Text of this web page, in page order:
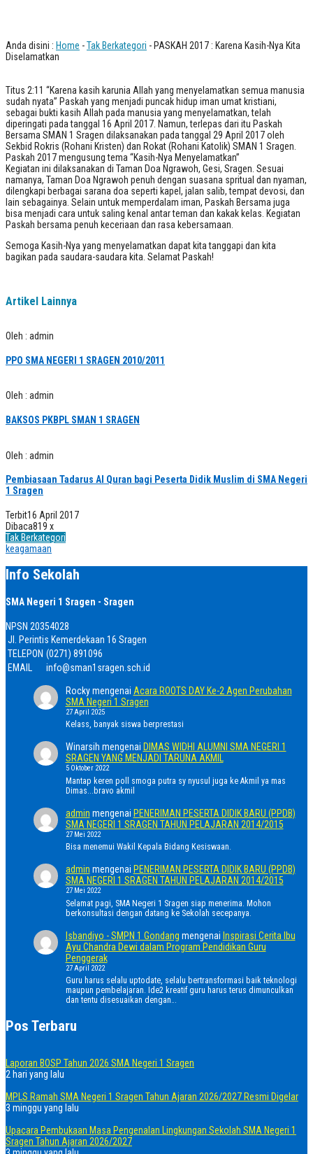
Anda disini : Home -Tak Berkategori - PASKAH 2017 : Karena Kasih-Nya Kita
Diselamatkan
Titus 2:11 “Karena kasih karunia Allah yang menyelamatkan semua manusia
sudah nyata” Paskah yang menjadi puncak hidup iman umat kristiani,
sebagai bukti kasih Allah pada manusia yang menyelamatkan, telah
diperingati pada tanggal 16 April 2017. Namun, terlepas dari itu Paskah
Bersama SMAN 1 Sragen dilaksanakan pada tanggal 29 April 2017 oleh
Sekbid Rokris (Rohani Kristen) dan Rokat (Rohani Katolik) SMAN 1 Sragen.
Paskah 2017 mengusung tema “Kasih-Nya Menyelamatkan”
Kegiatan ini dilaksanakan di Taman Doa Ngrawoh, Gesi, Sragen. Sesuai
namanya, Taman Doa Ngrawoh penuh dengan suasana spritual dan nyaman,
dilengkapi berbagai sarana doa seperti kapel, jalan salib, tempat devosi, dan
lain sebagainya. Selain untuk memperdalam iman, Paskah Bersama juga
bisa menjadi cara untuk saling kenal antar teman dan kakak kelas. Kegiatan
Paskah bersama penuh keceriaan dan rasa kebersamaan.
Semoga Kasih-Nya yang menyelamatkan dapat kita tanggapi dan kita
bagikan pada saudara-saudara kita. Selamat Paskah!
Artikel Lainnya
Oleh : admin
PPO SMA NEGERI 1 SRAGEN 2010/2011
Oleh : admin
BAKSOS PKBPL SMAN 1 SRAGEN
Oleh : admin
Pembiasaan Tadarus Al Quran bagi Peserta Didik Muslim di SMA Negeri
1 Sragen
Terbit16 April 2017
Dibaca819 x
Tak Berkategori
keagamaan
Info Sekolah
SMA Negeri 1 Sragen - Sragen
NPSN 20354028
Jl. Perintis Kemerdekaan 16 Sragen
TELEPON (0271) 891096
EMAIL
info@sman1sragen.sch.id
Rockymengenai Acara ROOTS DAY Ke-2 Agen Perubahan
SMA Negeri 1 Sragen
27 April 2025
Kelass, banyak siswa berprestasi
Winarsih mengenai DIMAS WIDHI ALUMNI SMA NEGERI 1
SRAGEN YANG MENJADI TARUNA AKMIL
5 Oktober 2022
Mantap keren poll smoga putra sy nyusul juga ke Akmil ya mas
Dimas...bravo akmil
admin mengenai PENERIMAN PESERTA DIDIK BARU (PPDB)
SMA NEGERI 1 SRAGEN TAHUN PELAJARAN 2014/2015
27 Mei 2022
Bisa menemui Wakil Kepala Bidang Kesiswaan.
admin mengenai PENERIMAN PESERTA DIDIK BARU (PPDB)
SMA NEGERI 1 SRAGEN TAHUN PELAJARAN 2014/2015
27 Mei 2022
Selamat pagi, SMA Negeri 1 Sragen siap menerima. Mohon
berkonsultasi dengan datang ke Sekolah secepanya.
Isbandiyo - SMPN 1 Gondang mengenai Inspirasi Cerita Ibu
Ayu Chandra Dewi dalam Program Pendidikan Guru
Penggerak
27 April 2022
Guru harus selalu uptodate, selalu bertransformasi baik teknologi
maupun pembelajaran. Ide2 kreatif guru harus terus dimunculkan
dan tentu disesuaikan dengan…
Pos Terbaru
Laporan BOSP Tahun 2026 SMA Negeri 1 Sragen
2 hari yang lalu
MPLS Ramah SMA Negeri 1 Sragen Tahun Ajaran 2026/2027 Resmi Digelar
3 minggu yang lalu
Upacara Pembukaan Masa Pengenalan Lingkungan Sekolah SMA Negeri 1
Sragen Tahun Ajaran 2026/2027